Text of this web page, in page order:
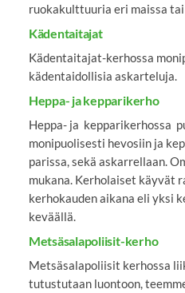
ruokakulttuuria eri maissa
Kädentaitajat
Kädentaitajat-kerhossa
kädentaidollisia askarteluja.
Heppa- ja kepparikerho
Heppa- ja kepparikerhossa
monipuolisesti hevosiin ja
parissa, sekä askarrellaan.
mukana. Kerholaiset käyvät
kerhokauden aikana eli yksi
keväällä.
Metsäsalapoliisit-kerho
Metsäsalapoliisit kerhossa
tutustutaan luontoon,